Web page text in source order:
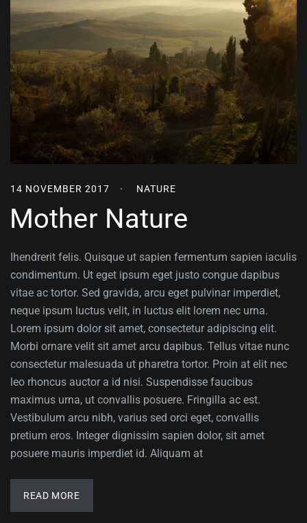
14 NOVEMBER 2017 NATURE
Mother Nature
Ihendrerit felis. Quisque ut sapien fermentum sapien iaculis
condimentum. Ut eget ipsum eget justo congue dapibus
vitae ac tortor. Sed gravida, arcu eget pulvinar imperdiet,
neque ipsum luctus velit, in luctus elit lorem nec urna.
Lorem ipsum dolor sit amet, consectetur adipiscing elit.
Morbi ornare velit sit amet arcu dapibus. Tellus vitae nunc
consectetur malesuada ut pharetra tortor. Proin at elit nec
leo rhoncus auctor a id nisi. Suspendisse faucibus
maximus urna, ut convallis posuere. Fringilla ac est.
Vestibulum arcu nibh, varius sed orci eget, convallis
pretium eros. Integer dignissim sapien dolor, sit amet
posuere mauris imperdiet id. Aliquam at
READ MORE